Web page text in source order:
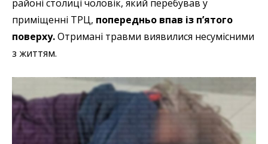
районі столиці чоловік, який перебував у
приміщенні ТРЦ, попередньо впав із п’ятого
поверху.Отримані травми виявилися несумісними
з життям.